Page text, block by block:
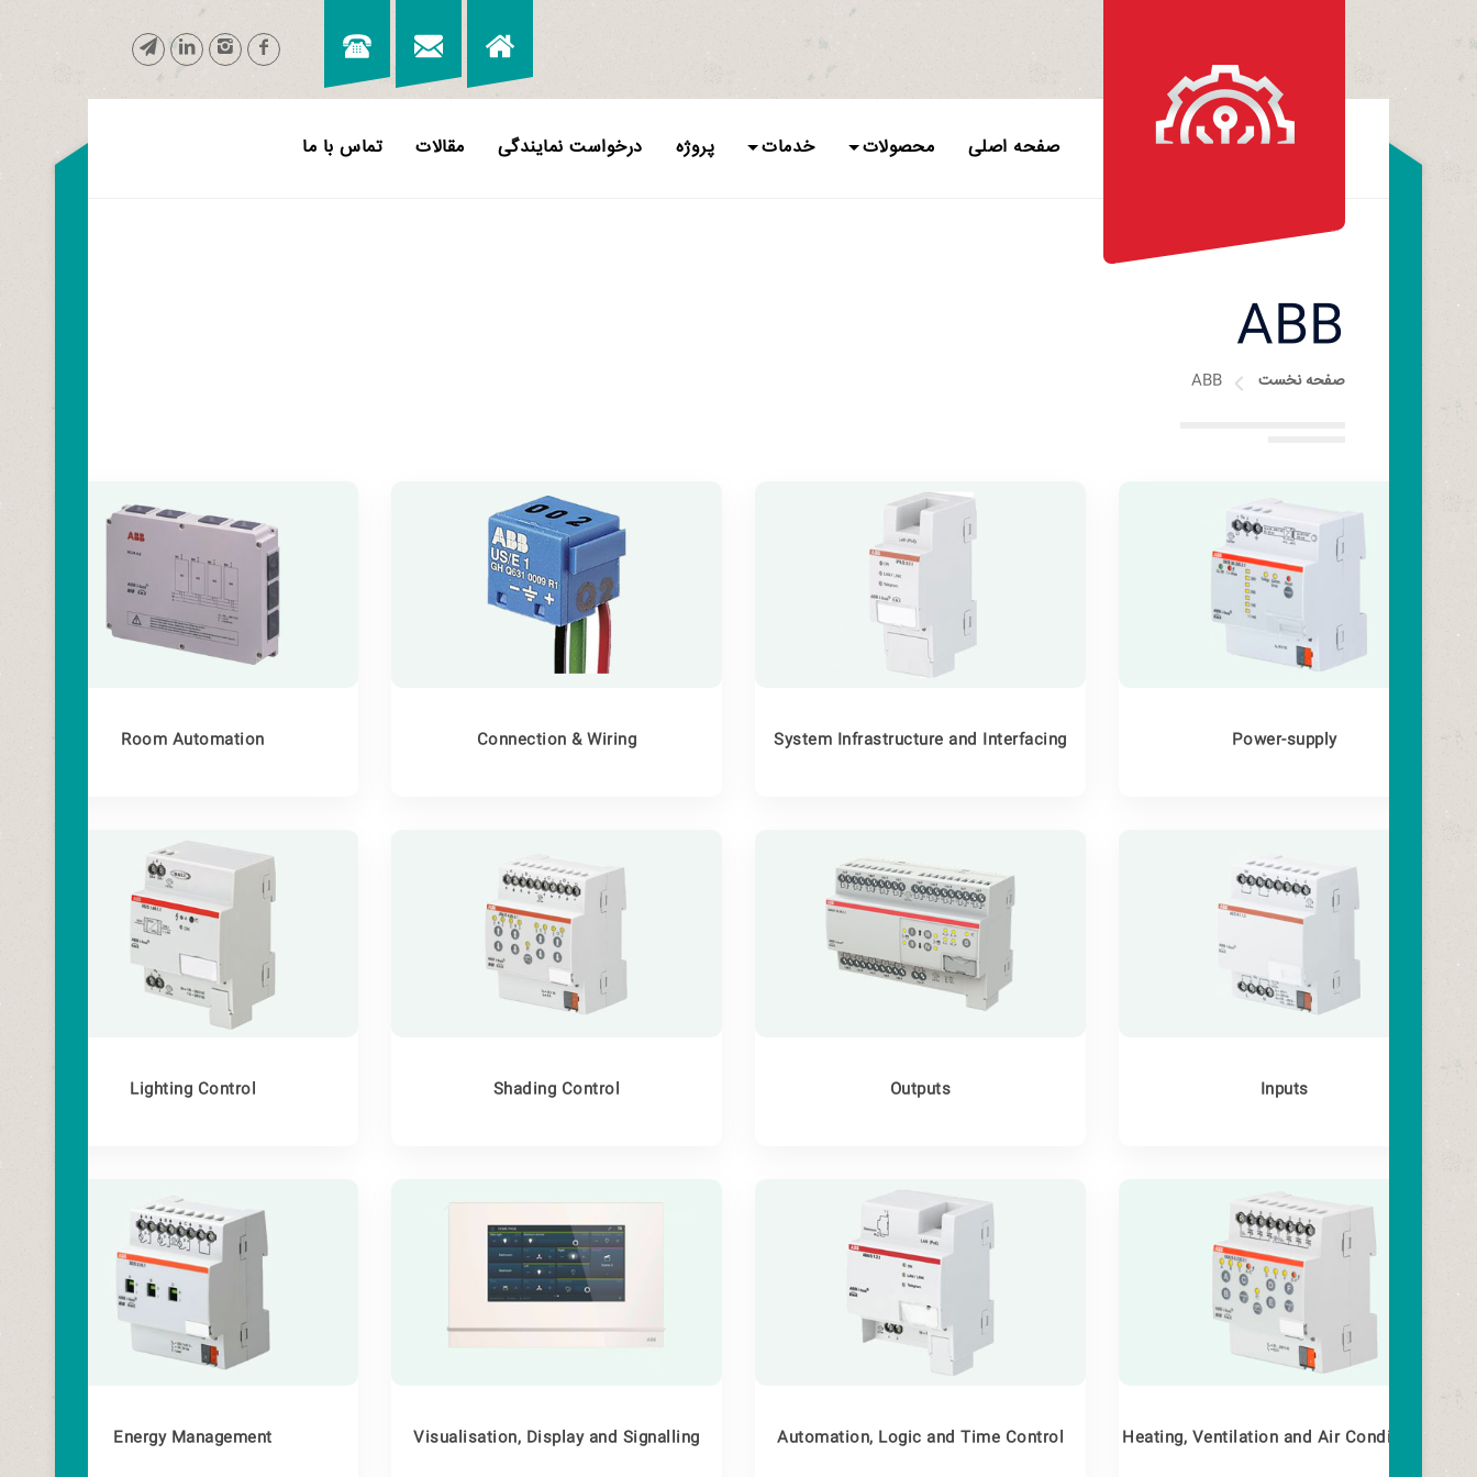
صفحه اصلی محصولات خدمات پروژه درخواست نمایندگی مقالات تماس با ما
ABB
صفحه نخست ABB
Power-supply
System Infrastructure and Interfacing
Connection & Wiring
Room Automation
Inputs
Outputs
Shading Control
Lighting Control
Heating, Ventilation and Air Conditioning
Automation, Logic and Time Control
Visualisation, Display and Signalling
Energy Management